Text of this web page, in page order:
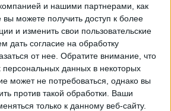
и нашими партнерами, как
можете получить доступ к более
и изменить свои пользовательские
дать согласие на обработку
от нее. Обратите внимание, что
персональных данных в некоторых
может не потребоваться, однако вы
против такой обработки. Ваши
только к данному веб-сайту.
Тукуман
Сан-Хуан